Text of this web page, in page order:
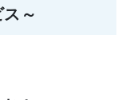
～